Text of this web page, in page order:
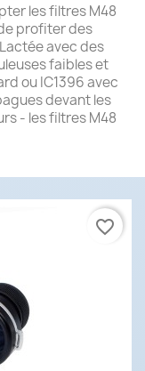
les filtres M48
profiter des
avec des
faibles et
ou IC1396 avec
devant les
- les filtres M48
favorite_border